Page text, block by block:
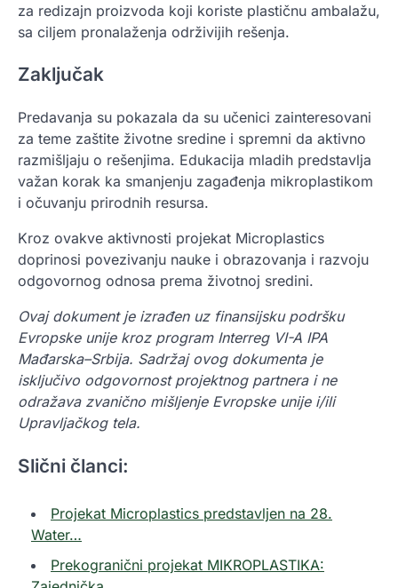
za redizajn proizvoda koji koriste plastičnu ambalažu,
sa ciljem pronalaženja održivijih rešenja.
Zaključak
Predavanja su pokazala da su učenici zainteresovani
za teme zaštite životne sredine i spremni da aktivno
razmišljaju o rešenjima. Edukacija mladih predstavlja
važan korak ka smanjenju zagađenja mikroplastikom
i očuvanju prirodnih resursa.
Kroz ovakve aktivnosti projekat Microplastics
doprinosi povezivanju nauke i obrazovanja i razvoju
odgovornog odnosa prema životnoj sredini.
Ovaj dokument je izrađen uz finansijsku podršku
Evropske unije kroz program Interreg VI-A IPA
Mađarska–Srbija. Sadržaj ovog dokumenta je
isključivo odgovornost projektnog partnera i ne
odražava zvanično mišljenje Evropske unije i/ili
Upravljačkog tela.
Slični članci:
Projekat Microplastics predstavljen na 28.
Water…
Prekogranični projekat MIKROPLASTIKA: